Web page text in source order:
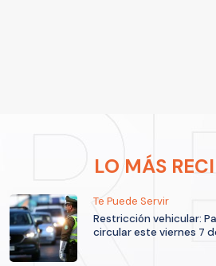
LO MÁS
Te Puede Servir
Restricción vehicular:
circular este viernes 7